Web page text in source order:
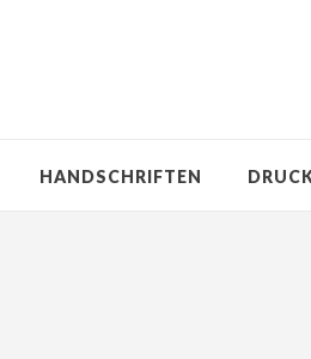
HANDSCHRIFTEN